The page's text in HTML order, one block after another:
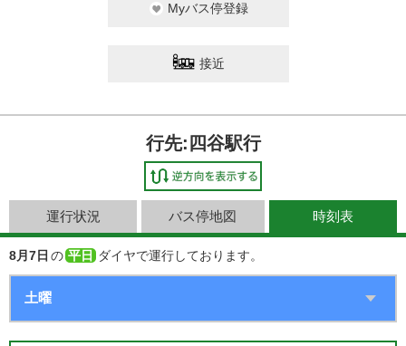
Myバス停登録
接近
行先:四谷駅行
運行状況 バス停地図 時刻表
8月7日 の 平日 ダイヤで運行しております。